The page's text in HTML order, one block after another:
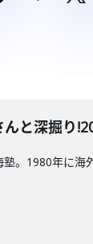
んと深掘り
。1980年に